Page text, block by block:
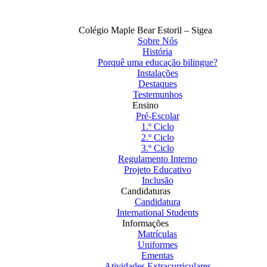
Colégio Maple Bear Estoril – Sigea
Sobre Nós
História
Porquê uma educação bilingue?
Instalações
Destaques
Testemunhos
Ensino
Pré-Escolar
1.º Ciclo
2.º Ciclo
3.º Ciclo
Regulamento Interno
Projeto Educativo
Inclusão
Candidaturas
Candidatura
International Students
Informações
Matrículas
Uniformes
Ementas